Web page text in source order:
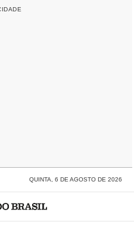
QUINTA, 6 DE AGOSTO DE 2026